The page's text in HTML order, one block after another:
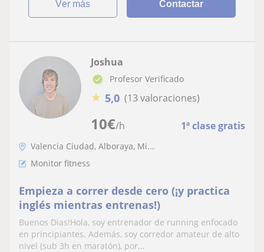
ver más Contactar
10€/h 1ª clase gratis
Joshua
Profesor Verificado
★ 5,0 (13 valoraciones)
Valencia Ciudad, Alboraya, Mi...
Monitor fitness
Empieza a correr desde cero (¡y practica
inglés mientras entrenas!)
Buenos Dias!Hola, soy entrenador de running enfocado
en principiantes. Además, soy corredor amateur de alto
nivel (sub 3h en maratón), por...